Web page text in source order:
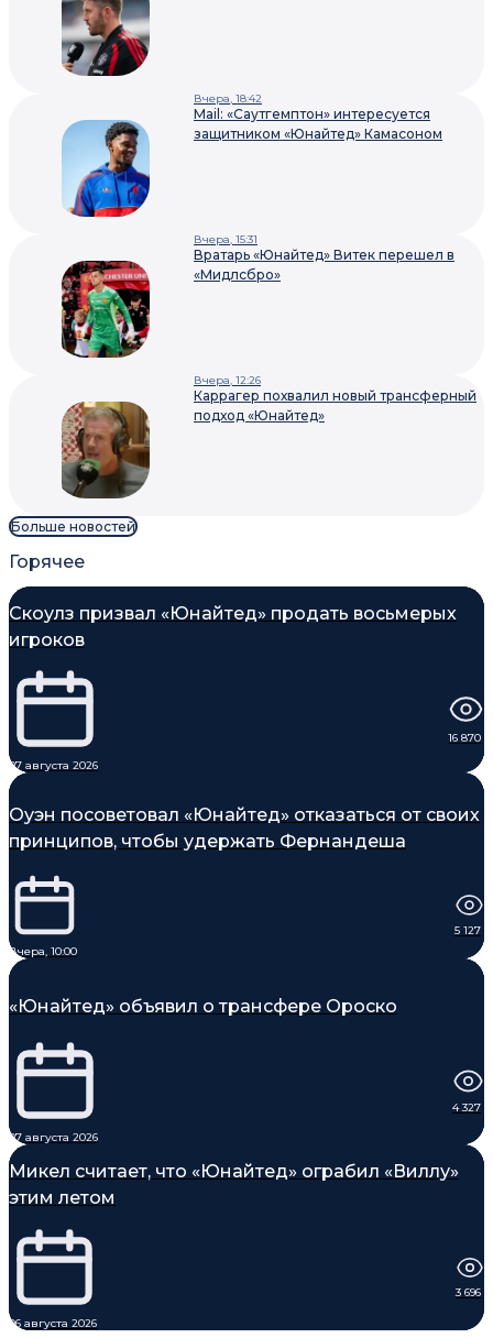
Вчера, 18:42
Mail: «Саутгемптон» интересуется
защитником «Юнайтед» Камасоном
Вчера, 15:31
Вратарь «Юнайтед» Витек перешел в
«Мидлсбро»
Вчера, 12:26
Каррагер похвалил новый трансферный
подход «Юнайтед»
Больше новостей
Горячее
Скоулз призвал «Юнайтед» продать восьмерых
игроков
07 августа 2026
16 870
Оуэн посоветовал «Юнайтед» отказаться от своих
принципов, чтобы удержать Фернандеша
Вчера, 10:00
5 127
«Юнайтед» объявил о трансфере Ороско
07 августа 2026
4 327
Микел считает, что «Юнайтед» ограбил «Виллу»
этим летом
06 августа 2026
3 696